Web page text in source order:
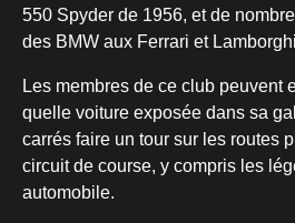
550 Spyder de 1956, et de
des BMW aux Ferrari et
Les membres de ce club peuvent
quelle voiture exposée dans sa
carrés faire un tour sur les routes
circuit de course, y compris les
automobile.